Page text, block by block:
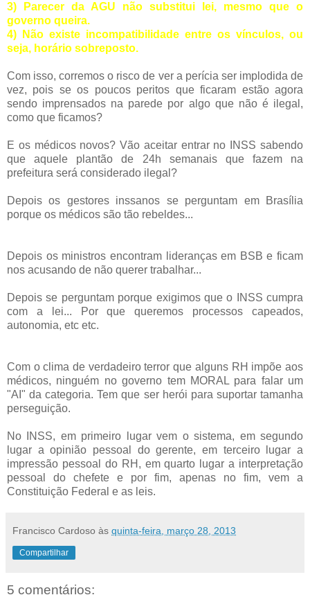
3) Parecer da AGU não substitui lei, mesmo que o
governo queira.
4) Não existe incompatibilidade entre os vínculos, ou
seja, horário sobreposto.
Com isso, corremos o risco de ver a perícia ser implodida de
vez, pois se os poucos peritos que ficaram estão agora
sendo imprensados na parede por algo que não é ilegal,
como que ficamos?
E os médicos novos? Vão aceitar entrar no INSS sabendo
que aquele plantão de 24h semanais que fazem na
prefeitura será considerado ilegal?
Depois os gestores inssanos se perguntam em Brasília
porque os médicos são tão rebeldes...
Depois os ministros encontram lideranças em BSB e ficam
nos acusando de não querer trabalhar...
Depois se perguntam porque exigimos que o INSS cumpra
com a lei... Por que queremos processos capeados,
autonomia, etc etc.
Com o clima de verdadeiro terror que alguns RH impõe aos
médicos, ninguém no governo tem MORAL para falar um
"AI" da categoria. Tem que ser herói para suportar tamanha
perseguição.
No INSS, em primeiro lugar vem o sistema, em segundo
lugar a opinião pessoal do gerente, em terceiro lugar a
impressão pessoal do RH, em quarto lugar a interpretação
pessoal do chefete e por fim, apenas no fim, vem a
Constituição Federal e as leis.
Francisco Cardoso às quinta-feira, março 28, 2013
Compartilhar
5 comentários: